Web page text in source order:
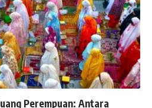
Perempuan: Antara